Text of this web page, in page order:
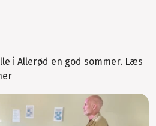
i Allerød en god sommer. Læs